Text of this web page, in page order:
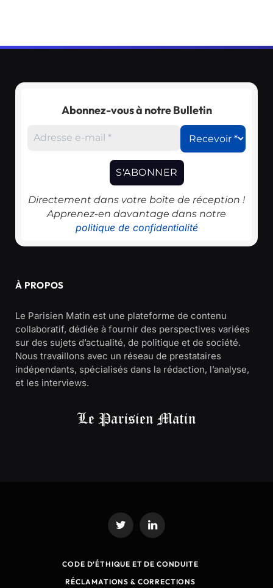
Abonnez-vous à notre Bulletin
Directement dans votre boîte de réception !
Apprenez-en davantage dans notre
politique de confidentialité
À PROPOS
Le Parisien Matin est une plateforme de contenu
collaboratif, dédiée à fournir des perspectives variées
sur des sujets d’actualité, de politique et de société.
Nous travaillons avec un réseau de prestataires
indépendants, spécialisés dans la rédaction, l’analyse,
et les interviews.
Twitter LinkedIn
CODE D’ÉTHIQUE ET DE CONDUITE
RÉCLAMATIONS & CORRECTIONS